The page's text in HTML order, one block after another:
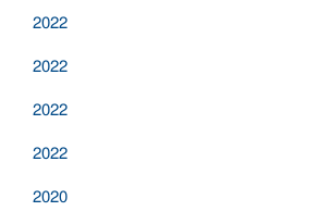
2022
2022
2022
2022
2020